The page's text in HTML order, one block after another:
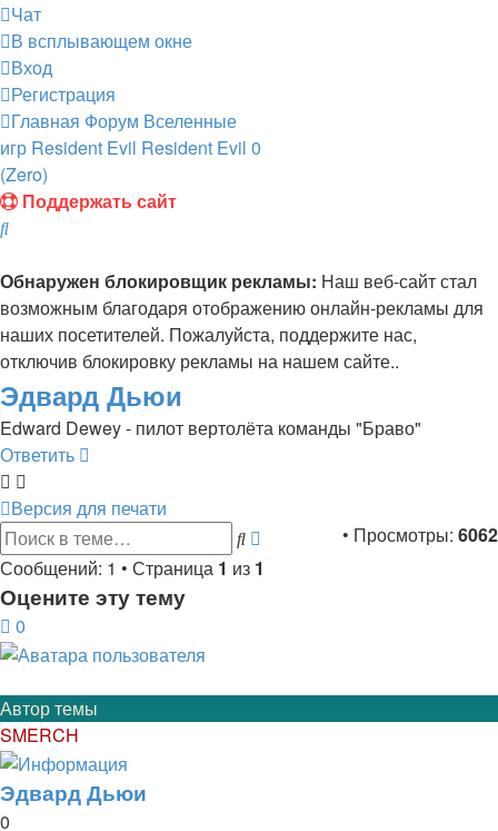
Чат
В всплывающем окне
Вход
Регистрация
Главная Форум Вселенные
игр Resident Evil Resident Evil 0
(Zero)
Поддержать сайт
Поиск
Обнаружен блокировщик рекламы: Наш веб-сайт стал
возможным благодаря отображению онлайн-рекламы для
наших посетителей. Пожалуйста, поддержите нас,
отключив блокировку рекламы на нашем сайте..
Эдвард Дьюи
Edward Dewey - пилот вертолёта команды "Браво"
Ответить
Версия для печати
• Просмотры: 6062
ПоискРасширенный
поиск
Сообщений: 1 • Страница 1 из 1
Оцените эту тему
0
Автор темы
SMERCH
Эдвард Дьюи
0